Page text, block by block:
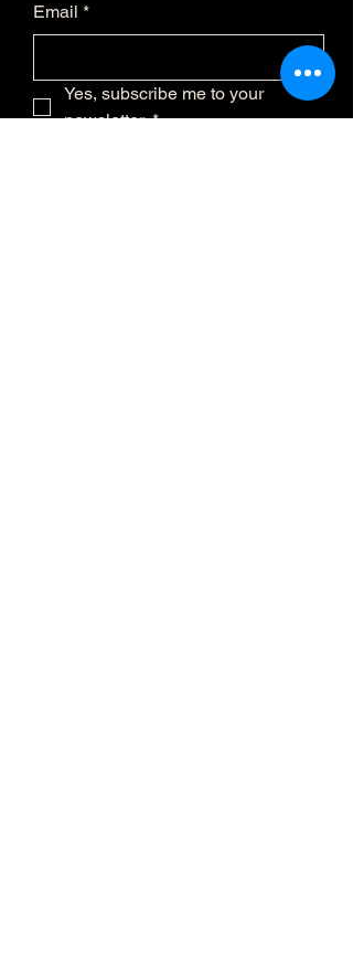
Email *
Yes, subscribe me to your
newsletter. *